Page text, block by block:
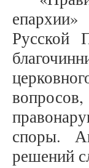
Русской
споры.
решений